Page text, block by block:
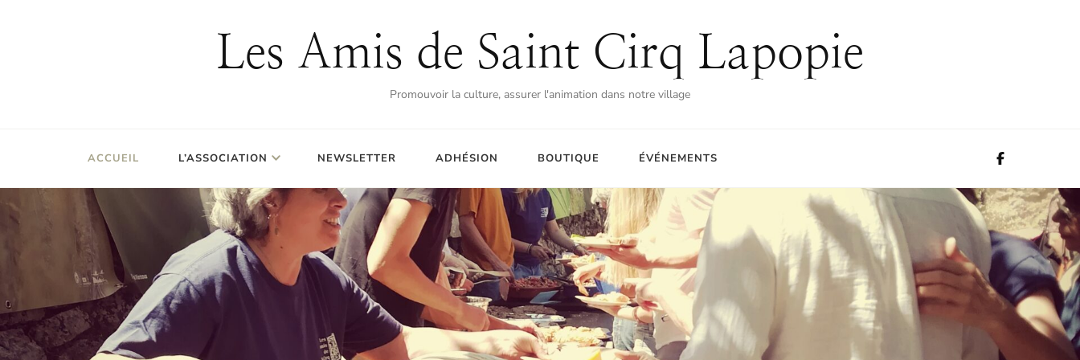
Les Amis de Saint Cirq Lapopie
Promouvoir la culture, assurer l'animation dans notre village
ACCUEIL L’ASSOCIATION NEWSLETTER ADHÉSION BOUTIQUE ÉVÉNEMENTS